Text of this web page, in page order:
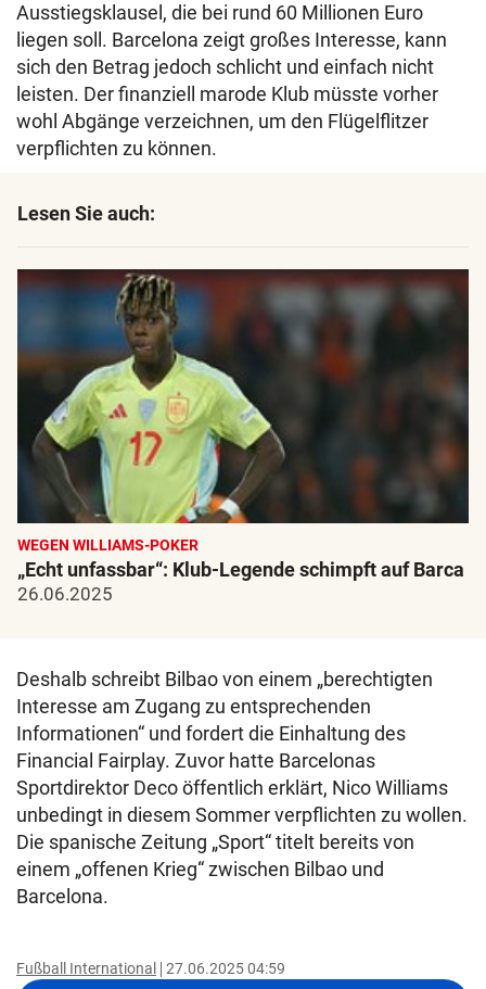
Ausstiegsklausel, die bei rund 60 Millionen Euro
liegen soll. Barcelona zeigt großes Interesse, kann
sich den Betrag jedoch schlicht und einfach nicht
leisten. Der finanziell marode Klub müsste vorher
wohl Abgänge verzeichnen, um den Flügelflitzer
verpflichten zu können.
Lesen Sie auch:
WEGEN WILLIAMS-POKER
„Echt unfassbar“: Klub-Legende schimpft auf Barca
26.06.2025
Deshalb schreibt Bilbao von einem „berechtigten
Interesse am Zugang zu entsprechenden
Informationen“ und fordert die Einhaltung des
Financial Fairplay. Zuvor hatte Barcelonas
Sportdirektor Deco öffentlich erklärt, Nico Williams
unbedingt in diesem Sommer verpflichten zu wollen.
Die spanische Zeitung „Sport“ titelt bereits von
einem „offenen Krieg“ zwischen Bilbao und
Barcelona.
Fußball International 27.06.2025 04:59